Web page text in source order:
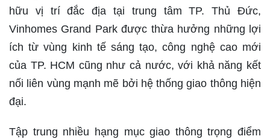
hữu vị trí đắc địa tại trung tâm TP. Thủ Đức,
Vinhomes Grand Park được thừa hưởng những lợi
ích từ vùng kinh tế sáng tạo, công nghệ cao mới
của TP. HCM cũng như cả nước, với khả năng kết
nối liên vùng mạnh mẽ bởi hệ thống giao thông hiện
đại.
Tập trung nhiều hạng mục giao thông trọng điểm